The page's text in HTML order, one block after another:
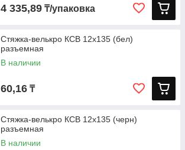
4 335,89 ₸/упаковка
Стяжка-велькро КСВ 12х135 (бел)
разъемная
В наличии
60,16 ₸
Стяжка-велькро КСВ 12х135 (черн)
разъемная
В наличии